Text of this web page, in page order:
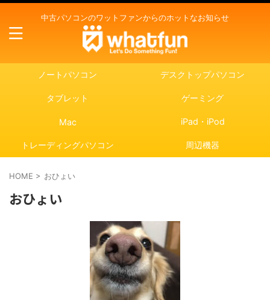
中古パソコンのワットファンからのホットなお知らせ
ノートパソコン デスクトップパソコン
タブレット ゲーミング
Mac iPad・iPod
トレーディングパソコン 周辺機器
HOME > おひょい
おひょい